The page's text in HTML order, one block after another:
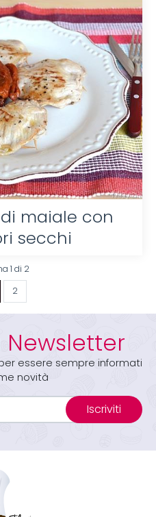
maiale con
secchi
1 di 2
2
Newsletter
essere sempre informati
novità
Iscriviti